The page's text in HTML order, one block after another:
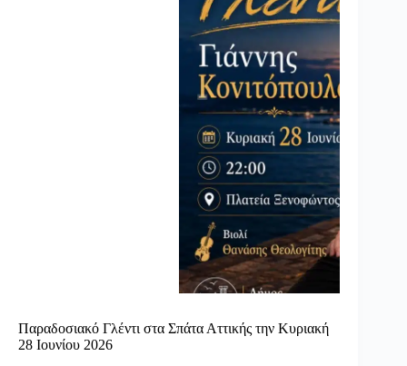
Παραδοσιακό Γλέντι στα Σπάτα Αττικής την Κυριακή
28 Ιουνίου 2026